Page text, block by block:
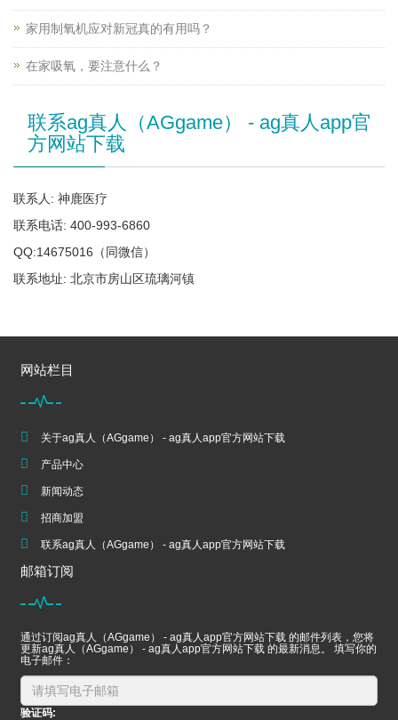
家用制氧机应对新冠真的有用吗？
在家吸氧，要注意什么？
联系ag真人（AGgame） - ag真人app官
方网站下载
联系人: 神鹿医疗
联系电话: 400-993-6860
QQ:14675016（同微信）
联系地址: 北京市房山区琉璃河镇
网站栏目
关于ag真人（AGgame） - ag真人app官方网站下载
产品中心
新闻动态
招商加盟
联系ag真人（AGgame） - ag真人app官方网站下载
邮箱订阅
通过订阅ag真人（AGgame） - ag真人app官方网站下载 的邮件列表，您将
更新ag真人（AGgame） - ag真人app官方网站下载 的最新消息。 填写你的
电子邮件：
验证码: